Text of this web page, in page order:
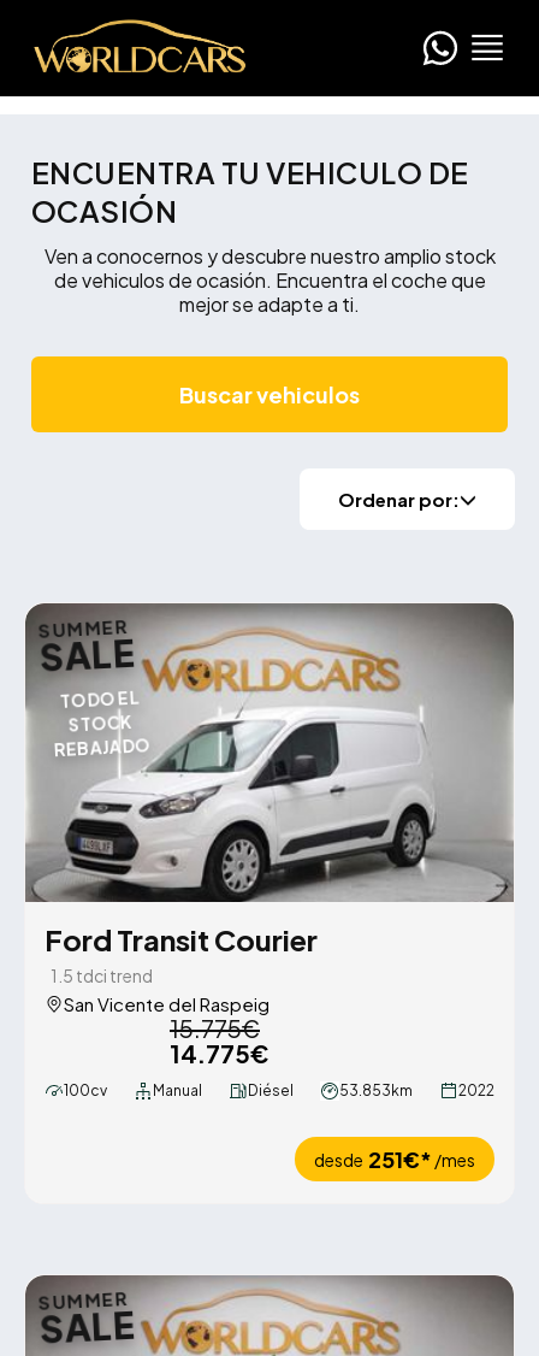
ENCUENTRA TU VEHICULO DE
OCASIÓN
Ven a conocernos y descubre nuestro amplio stock
de vehiculos de ocasión. Encuentra el coche que
mejor se adapte a ti.
Buscar vehiculos
Ordenar por:
SUMMER
SALE
TODO EL
STOCK
REBAJADO
Ford Transit Courier
1.5 tdci trend
San Vicente del Raspeig
15.775€
14.775€
100cv Manual Diésel 53.853km 2022
desde 251€* /mes
SUMMER
SALE